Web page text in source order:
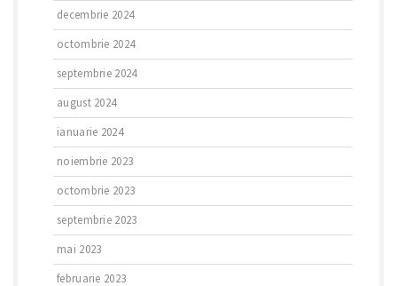
decembrie 2024
octombrie 2024
septembrie 2024
august 2024
ianuarie 2024
noiembrie 2023
octombrie 2023
septembrie 2023
mai 2023
februarie 2023